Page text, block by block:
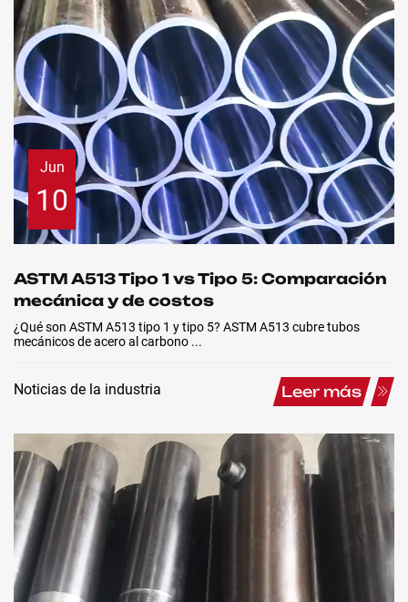
Jun
10
ASTM A513 Tipo 1 vs Tipo 5: Comparación
mecánica y de costos
¿Qué son ASTM A513 tipo 1 y tipo 5? ASTM A513 cubre tubos
mecánicos de acero al carbono ...
Noticias de la industria Leer más